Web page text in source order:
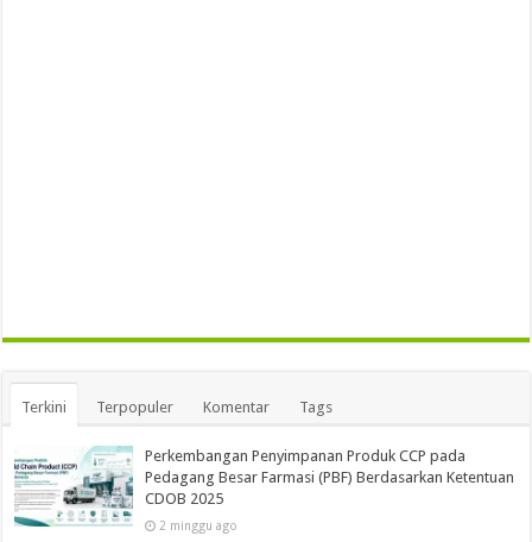
Terkini Terpopuler Komentar Tags
Perkembangan Penyimpanan Produk CCP pada
Pedagang Besar Farmasi (PBF) Berdasarkan Ketentuan
CDOB 2025
2 minggu ago